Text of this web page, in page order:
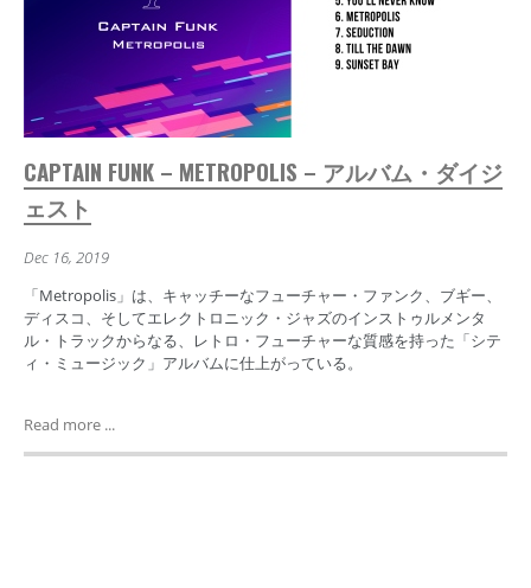
CAPTAIN FUNK – METROPOLIS – アルバム・ダイジ
ェスト
Dec 16, 2019
「Metropolis」は、キャッチーなフューチャー・ファンク、ブギー、
ディスコ、そしてエレクトロニック・ジャズのインストゥルメンタ
ル・トラックからなる、レトロ・フューチャーな質感を持った「シテ
ィ・ミュージック」アルバムに仕上がっている。
Read more ...